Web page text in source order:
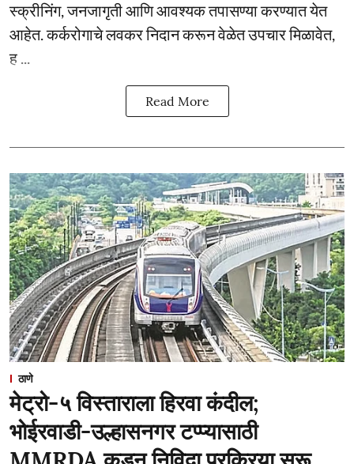
स्क्रीनिंग, जनजागृती आणि आवश्यक तपासण्या करण्यात येत
आहेत. कर्करोगाचे लवकर निदान करून वेळेत उपचार मिळावेत,
ह ...
Read More
ठाणे
मेट्रो-५ विस्ताराला हिरवा कंदील;
भोईरवाडी-उल्हासनगर टप्प्यासाठी